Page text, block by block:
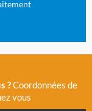
?Coordonnées de
vous